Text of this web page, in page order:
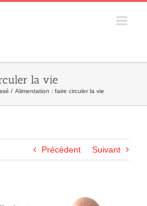
la vie
Alimentation : faire circuler la vie
Précédent Suivant